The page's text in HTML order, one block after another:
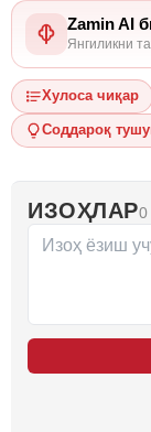
Zamin AI
Янгиликни
Хулоса чиқар
Соддароқ
ИЗОҲЛАР0